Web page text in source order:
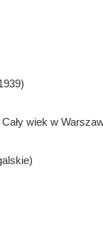
wiek w